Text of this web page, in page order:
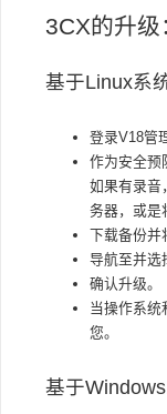
3CX的升级
基于Linux系
登录V18管
作为安全预
如果有录音
务器，或是
下载备份并
导航至并选
确认升级。
当操作系统
您。
基于